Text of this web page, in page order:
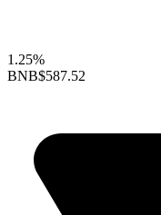
1.25%
BNB$587.52